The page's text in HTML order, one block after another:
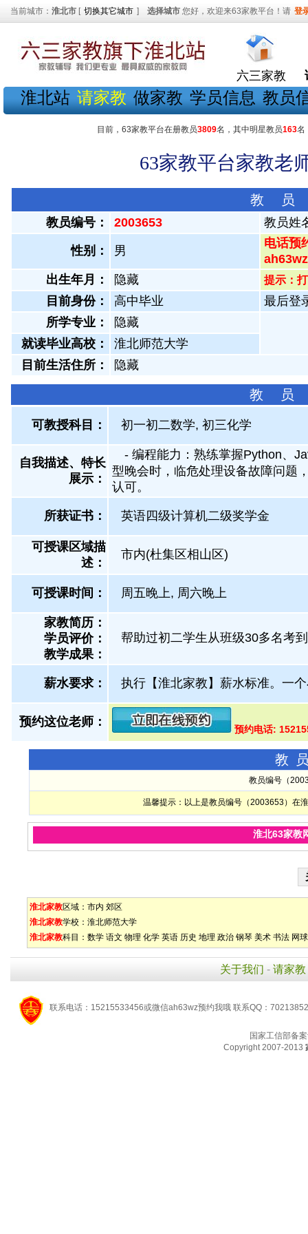
当前城市： 淮北市 [ 切换其它城市 ] 选择城市 您好，欢迎来63家教平台！请 登
六三家教
淮北站 请家教 做家教 学员信息 教员
目前，63家教平台在册教员3809名，其中明星教员163名
63家教平台家教老
教 员
教员编号： 2003653 教员姓
性别： 男
电话预
出生年月：
隐藏 提示：
目前身份： 高中毕业
最后登
所学专业：
隐藏
就读毕业高校：
淮北师范大学
目前生活住所：
隐藏
教 员
可教授科目： 初一初二数学, 初三化学
自我描述、特长
展示 ：
- 编程能力：熟练掌握Python、
型晚会时，临危处理设备故障问题
认可。
所获证书 ： 英语四级计算机二级奖学金
可授课区域描
述：
市内(杜集区相山区)
可授课时间： 周五晚上, 周六晚上
家教简历：
学员评价：
教学成果：
帮助过初二学生从班级30多名考
薪水要求： 执行【淮北家教】薪水标准。一
预约这位老师：
预约电话:
教
教员编号（
温馨提示：以上是教员编号（2003653）在
淮北63家教
淮北家教区域： 市内 郊区
淮北家教学校： 淮北师范大学
淮北家教科目： 数学 语文 物理 化学 英语 历史 地理 政治 钢琴 美术 书法 网球
关于我们 - 请家教
联系电话：15215533456或微信ah63wz预约我哦 联系QQ：
国家工信部备
Copyright 2007-2013